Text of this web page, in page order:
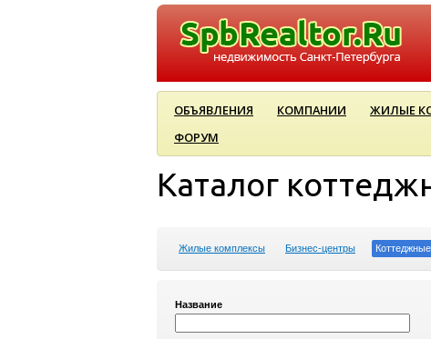
ОБЪЯВЛЕНИЯ КОМПАНИИ ЖИЛЫЕ
ФОРУМ
Каталог
Жилые комплексы Бизнес-центры
Название